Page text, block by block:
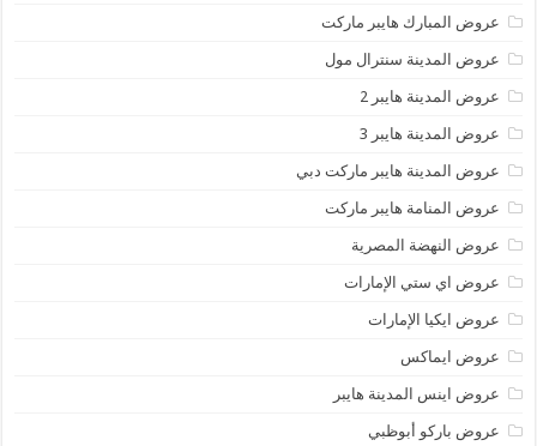
عروض المبارك هايبر ماركت
عروض المدينة سنترال مول
عروض المدينة هايبر 2
عروض المدينة هايبر 3
عروض المدينة هايبر ماركت دبي
عروض المنامة هايبر ماركت
عروض النهضة المصرية
عروض اي ستي الإمارات
عروض ايكيا الإمارات
عروض ايماكس
عروض اينس المدينة هايبر
عروض باركو أبوظبي